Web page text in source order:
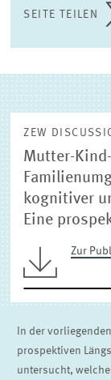
SEITE TEILEN
ZEW
Mutter-
kognitiver
Eine
Zur
In der
prospektiven
untersucht,